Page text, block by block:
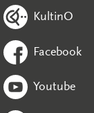
KultinO
Facebook
Youtube